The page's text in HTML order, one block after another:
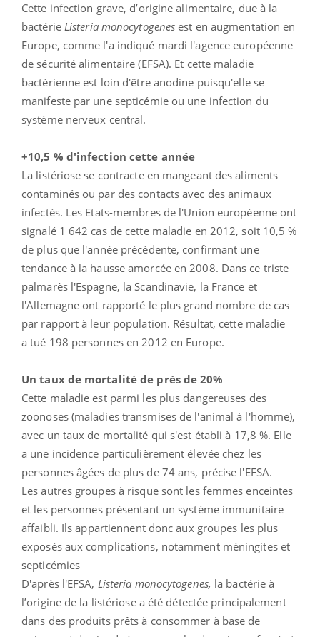
Cette infection grave, d’origine alimentaire, due à la
bactérie Listeria monocytogenes est en augmentation en
Europe, comme l'a indiqué mardi l'agence européenne
de sécurité alimentaire (EFSA). Et cette maladie
bactérienne est loin d'être anodine puisqu'elle se
manifeste par une septicémie ou une infection du
système nerveux central.
+10,5 % d'infection cette année
La listériose se contracte en mangeant des aliments
contaminés ou par des contacts avec des animaux
infectés. Les Etats-membres de l'Union européenne ont
signalé 1 642 cas de cette maladie en 2012, soit 10,5 %
de plus que l'année précédente, confirmant une
tendance à la hausse amorcée en 2008. Dans ce triste
palmarès l'Espagne, la Scandinavie, la France et
l'Allemagne ont rapporté le plus grand nombre de cas
par rapport à leur population. Résultat, cette maladie
a tué 198 personnes en 2012 en Europe.
Un taux de mortalité de près de 20%
Cette maladie est parmi les plus dangereuses des
zoonoses (maladies transmises de l'animal à l'homme),
avec un taux de mortalité qui s'est établi à 17,8 %. Elle
a une incidence particulièrement élevée chez les
personnes âgées de plus de 74 ans, précise l'EFSA.
Les autres groupes à risque sont les femmes enceintes
et les personnes présentant un système immunitaire
affaibli. Ils appartiennent donc aux groupes les plus
exposés aux complications, notamment méningites et
septicémies
D'après l'EFSA, Listeria monocytogenes, la bactérie à
l’origine de la listériose a été détectée principalement
dans des produits prêts à consommer à base de